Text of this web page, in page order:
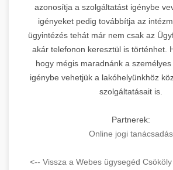
azonosítja a szolgáltatást igénybe
igényeket pedig továbbítja az
ügyintézés tehát már nem csak az
akár telefonon keresztül is történhet.
hogy mégis maradnánk a személyes
igénybe vehetjük a lakóhelyünkhöz
szolgáltatásait is.
Partnerek:
Online jogi tanácsadás
<-- Vissza a Webes ügysegéd